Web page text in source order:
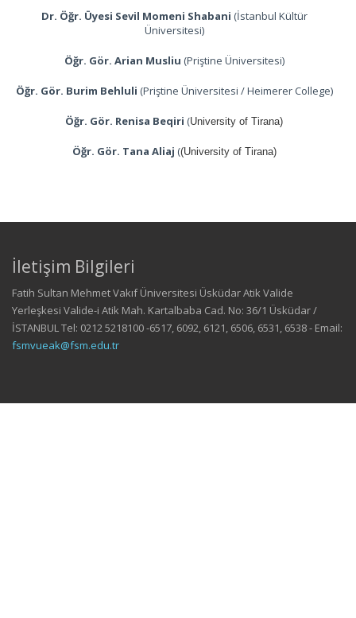
Dr. Öğr. Üyesi Sevil Momeni Shabani (İstanbul Kültür
Üniversitesi)
Öğr. Gör. Arian Musliu (Priştine Üniversitesi)
Öğr. Gör. Burim Behluli (Priştine Üniversitesi / Heimerer College)
Öğr. Gör. Renisa Beqiri (University of Tirana)
Öğr. Gör. Tana Aliaj ((University of Tirana)
İletişim Bilgileri
Fatih Sultan Mehmet Vakıf Üniversitesi Üsküdar Atik Valide
Yerleşkesi Valide-i Atik Mah. Kartalbaba Cad. No: 36/1 Üsküdar /
İSTANBUL Tel: 0212 5218100 -6517, 6092, 6121, 6506, 6531, 6538 - Email:
fsmvueak@fsm.edu.tr